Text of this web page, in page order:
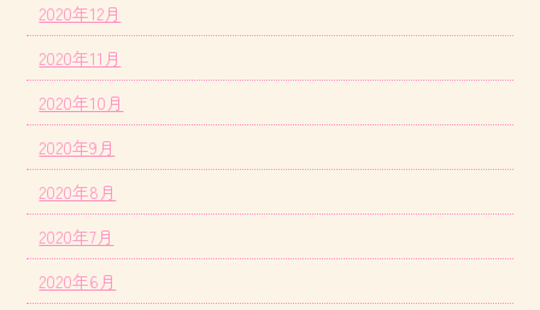
2020年12月
2020年11月
2020年10月
2020年9月
2020年8月
2020年7月
2020年6月